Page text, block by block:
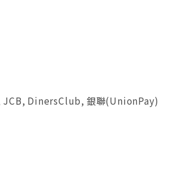
DinersClub, 銀聯(UnionPay)